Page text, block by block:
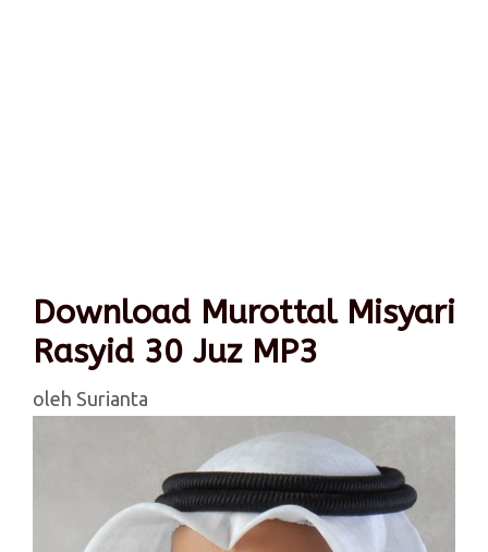
Download Murottal Misyari
Rasyid 30 Juz MP3
oleh Surianta